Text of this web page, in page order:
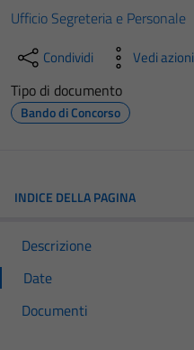
Ufficio Segreteria e Personale
Condividi Vedi azioni
Tipo di documento
Bando di Concorso
INDICE DELLA PAGINA
Descrizione
Date
Documenti